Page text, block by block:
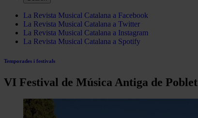
La Revista Musical Catalana a Facebook
La Revista Musical Catalana a Twitter
La Revista Musical Catalana a Instagram
La Revista Musical Catalana a Spotify
Temporades i festivals
VI Festival de Música Antiga de Poblet